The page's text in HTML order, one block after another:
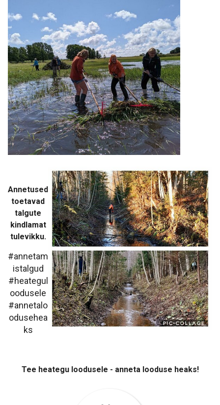
Annetused
toetavad
talgute
kindlamat
tulevikku.
#annetam
istalgud
#heategul
oodusele
#annetalo
odusehea
ks
Tee heategu loodusele - anneta looduse heaks!